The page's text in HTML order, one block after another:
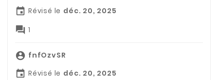
 Révisé le déc. 20, 2025
 1
 fnfOzvSR
 Révisé le déc. 20, 2025